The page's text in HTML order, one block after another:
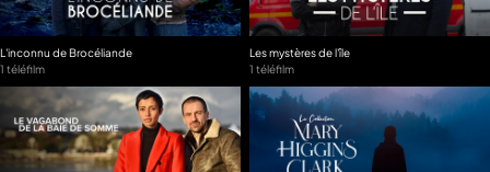
L'inconnu de Brocéliande
1 téléfilm
Les mystères de l'île
1 téléfilm